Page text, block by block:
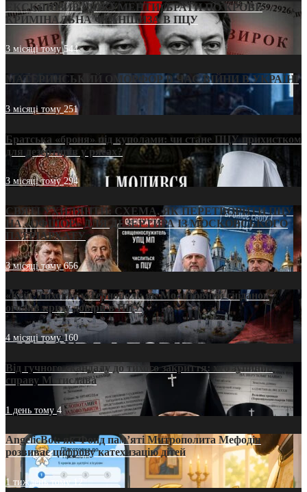
ЕКСКЛЮЗИВ (ДОКУМЕНТИ)/БРАТИ ПО КРОВІ:
КРИМІНАЛЬНА ФРАНШИЗА В ПЦУ
3 місяці тому544
МАТЕРИНСЬКИЙ ОМОРФОР В ЧАС ВІЙНИ В УКРАЇНІ
3 місяці тому251
Братська «броня» під куполами: чи стане ПЦУ прихистком
для дезертирів у рясах?
3 місяці тому294
СВЯТІ УХИЛЯНТИ: СХЕМА, ЯК ПЕРЕТВОРИТИ ПЦУ
НА «ОФШОР» ДЛЯ ДЕЗЕРТИРА ІЗ МОСКОВСЬКОГО
ПАТРІАРХАТУ
3 місяці тому656
«Кейс Тихона» у Тернополі: як Молитовний сніданок
оголив кризу довіри в ПЦУ
4 місяці тому160
Від гучного скандалу до тихого закриття: хто зупинив
справу Мстислава
1 день тому4
AngelicBot: як Фонд пам’яті Митрополита Мефодія
розвиває цифрову катехизацію дітей
1 тиждень тому12